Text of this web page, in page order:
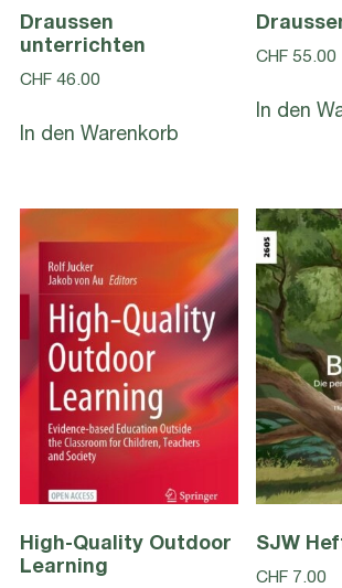
Draussen
unterrichten
CHF 46.00
In den Warenkorb
CHF 55.00
In den
High-Quality Outdoor
Learning
SJW
CHF 7.00